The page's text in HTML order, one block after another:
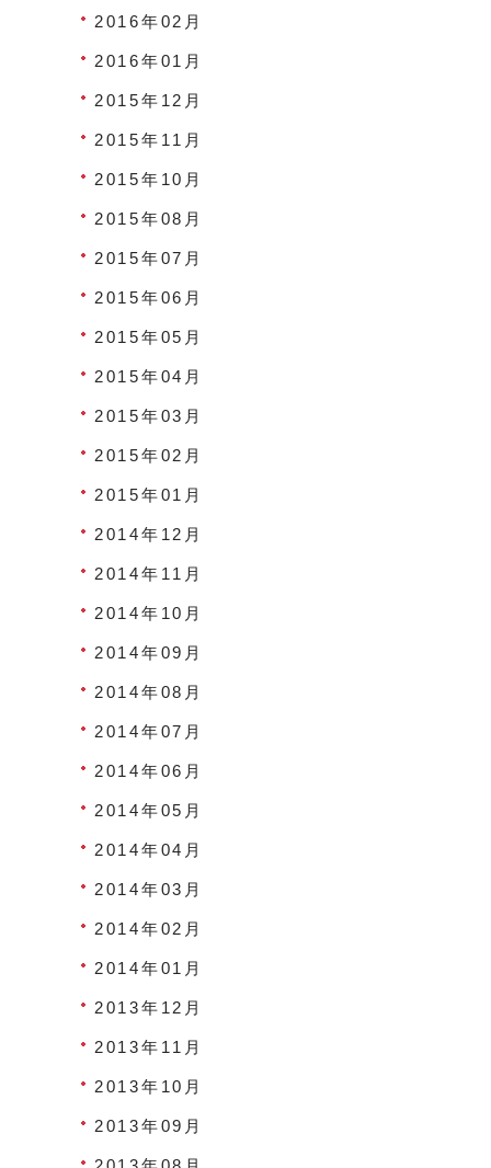
2016年02月
2016年01月
2015年12月
2015年11月
2015年10月
2015年08月
2015年07月
2015年06月
2015年05月
2015年04月
2015年03月
2015年02月
2015年01月
2014年12月
2014年11月
2014年10月
2014年09月
2014年08月
2014年07月
2014年06月
2014年05月
2014年04月
2014年03月
2014年02月
2014年01月
2013年12月
2013年11月
2013年10月
2013年09月